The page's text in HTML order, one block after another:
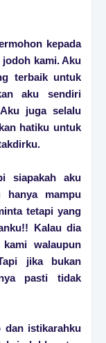
kepada
kami. Aku
terbaik untuk
aku sendiri
juga selalu
hatiku untuk
siapakah aku
mampu
tetapi yang
Kalau dia
walaupun
jika bukan
pasti tidak
dan istikarahku